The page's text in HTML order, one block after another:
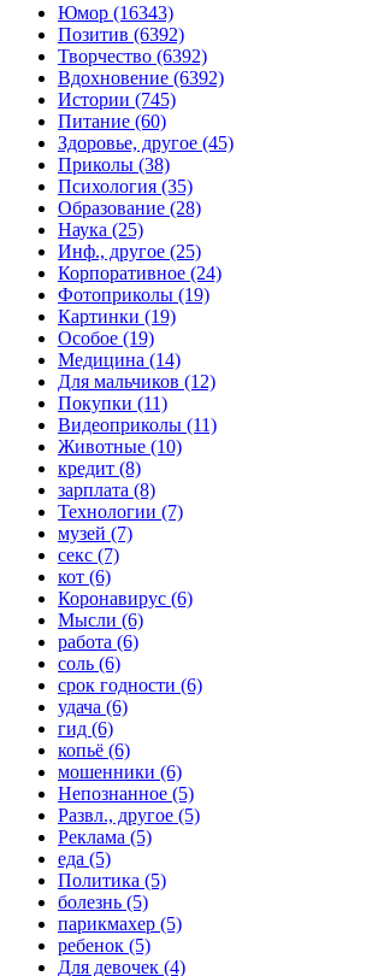
Юмор (16343)
Позитив (6392)
Творчество (6392)
Вдохновение (6392)
Истории (745)
Питание (60)
Здоровье, другое (45)
Приколы (38)
Психология (35)
Образование (28)
Наука (25)
Инф., другое (25)
Корпоративное (24)
Фотоприколы (19)
Картинки (19)
Особое (19)
Медицина (14)
Для мальчиков (12)
Покупки (11)
Видеоприколы (11)
Животные (10)
кредит (8)
зарплата (8)
Технологии (7)
музей (7)
секс (7)
кот (6)
Коронавирус (6)
Мысли (6)
работа (6)
соль (6)
срок годности (6)
удача (6)
гид (6)
копьё (6)
мошенники (6)
Непознанное (5)
Развл., другое (5)
Реклама (5)
еда (5)
Политика (5)
болезнь (5)
парикмахер (5)
ребенок (5)
Для девочек (4)